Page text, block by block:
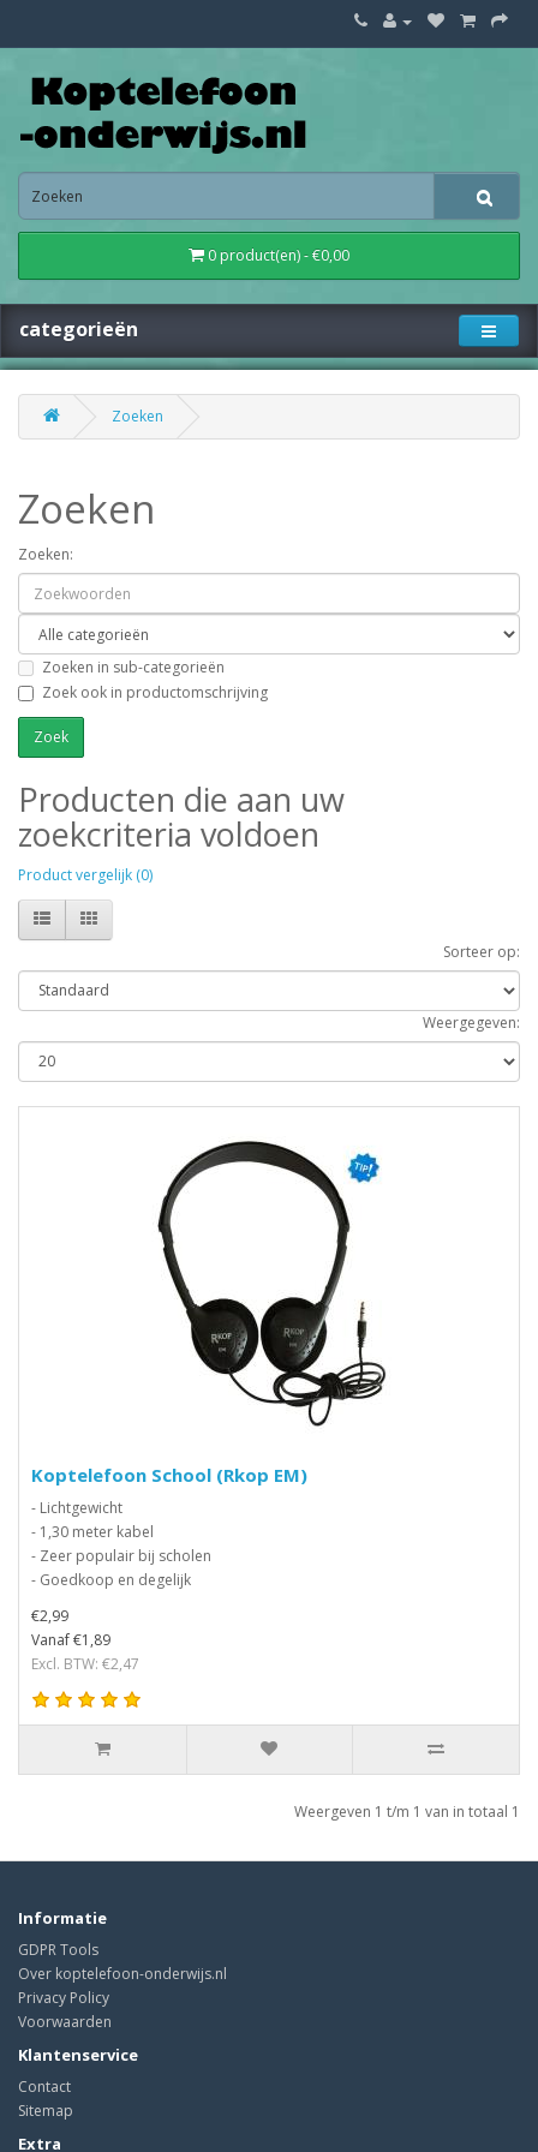
0 product(en) - €0,00
categorieën
Zoeken
Zoeken
Zoeken:
Zoeken in sub-categorieën
Zoek ook in productomschrijving
Producten die aan uw
zoekcriteria voldoen
Product vergelijk (0)
Sorteer op:
Weergegeven:
Koptelefoon School (Rkop EM)
- Lichtgewicht
- 1,30 meter kabel
- Zeer populair bij scholen
- Goedkoop en degelijk
€2,99
Vanaf €1,89
Excl. BTW: €2,47
Weergeven 1 t/m 1 van in totaal 1
Informatie
GDPR Tools
Over koptelefoon-onderwijs.nl
Privacy Policy
Voorwaarden
Klantenservice
Contact
Sitemap
Extra